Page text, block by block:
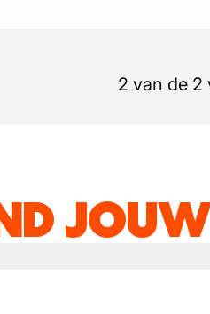
2 van de 2
JOUW